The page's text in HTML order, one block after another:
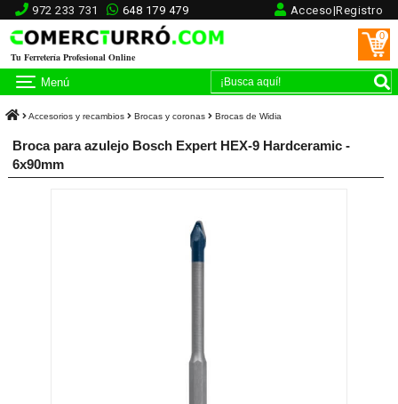
972 233 731 648 179 479 Acceso|Registro
Tu Ferretería Profesional Online
0
Menú
Accesorios y recambios Brocas y coronas Brocas de Widia
Broca para azulejo Bosch Expert HEX-9 Hardceramic -
6x90mm